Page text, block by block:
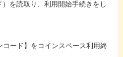
を読取り、利用開始手続きをし
コード】をコインスペース利用終